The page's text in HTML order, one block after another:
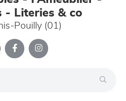
- Literies & co
Pouilly (01)